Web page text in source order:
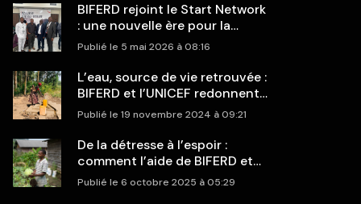
BIFERD rejoint le Start Network
: une nouvelle ère pour la
réponse humanitaire en RDC
Publié le 5 mai 2026 à 08:16
L’eau, source de vie retrouvée :
BIFERD et l’UNICEF redonnent
espoir aux communautés de
Publié le 19 novembre 2024 à 09:21
De la détresse à l’espoir :
comment l’aide de BIFERD et
Islamic Relief a sauvé des
Publié le 6 octobre 2025 à 05:29